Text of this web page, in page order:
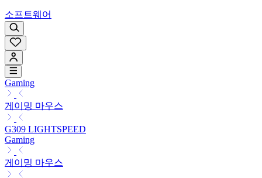
소프트웨어
Gaming
게이밍 마우스
G309 LIGHTSPEED
Gaming
게이밍 마우스